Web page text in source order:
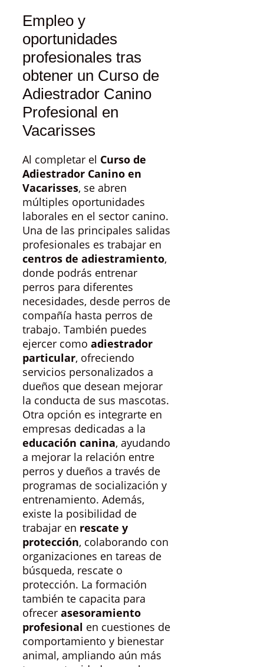
Empleo y
oportunidades
profesionales tras
obtener un Curso de
Adiestrador Canino
Profesional en
Vacarisses
Al completar el Curso de
Adiestrador Canino en
Vacarisses, se abren
múltiples oportunidades
laborales en el sector canino.
Una de las principales salidas
profesionales es trabajar en
centros de adiestramiento,
donde podrás entrenar
perros para diferentes
necesidades, desde perros de
compañía hasta perros de
trabajo. También puedes
ejercer como adiestrador
particular, ofreciendo
servicios personalizados a
dueños que desean mejorar
la conducta de sus mascotas.
Otra opción es integrarte en
empresas dedicadas a la
educación canina, ayudando
a mejorar la relación entre
perros y dueños a través de
programas de socialización y
entrenamiento. Además,
existe la posibilidad de
trabajar en rescate y
protección, colaborando con
organizaciones en tareas de
búsqueda, rescate o
protección. La formación
también te capacita para
ofrecer asesoramiento
profesional en cuestiones de
comportamiento y bienestar
animal, ampliando aún más